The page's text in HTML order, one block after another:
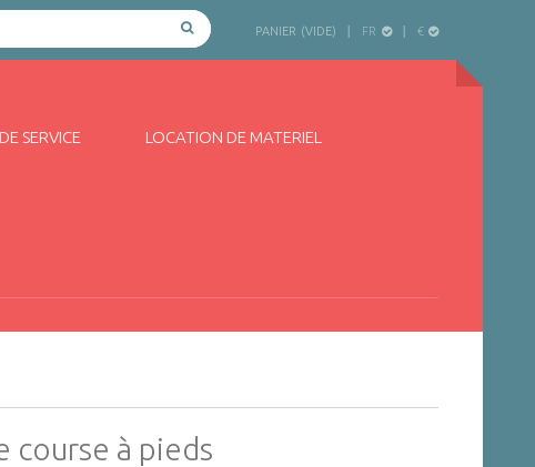
€
FR
PANIER (VIDE)
SERVICE LOCATION DE MATERIEL
course à pieds